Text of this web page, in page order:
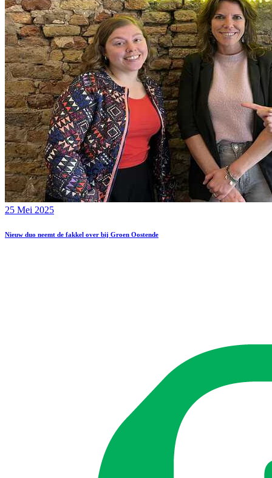
25 Mei 2025
Nieuw duo neemt de fakkel over bij Groen Oostende